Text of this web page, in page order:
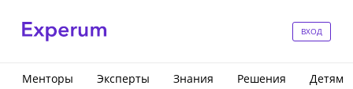
ВХОД
Менторы Эксперты Знания Решения Детям